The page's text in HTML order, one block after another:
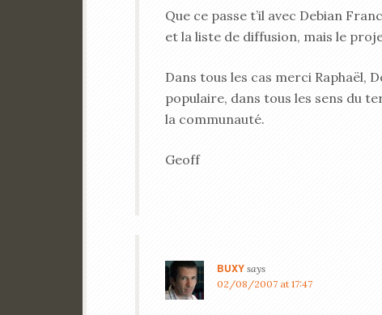
Que ce passe t’il avec Debian
et la liste de diffusion, mais le
Dans tous les cas merci Raphaël,
populaire, dans tous les sens du
la communauté.
Geoff
BUXY says
02/08/2007 at 17:47